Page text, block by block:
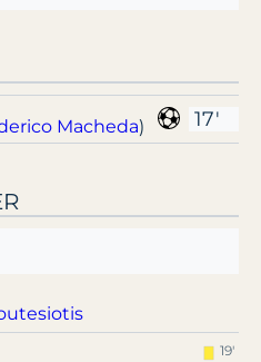
17'
Macheda)
19'